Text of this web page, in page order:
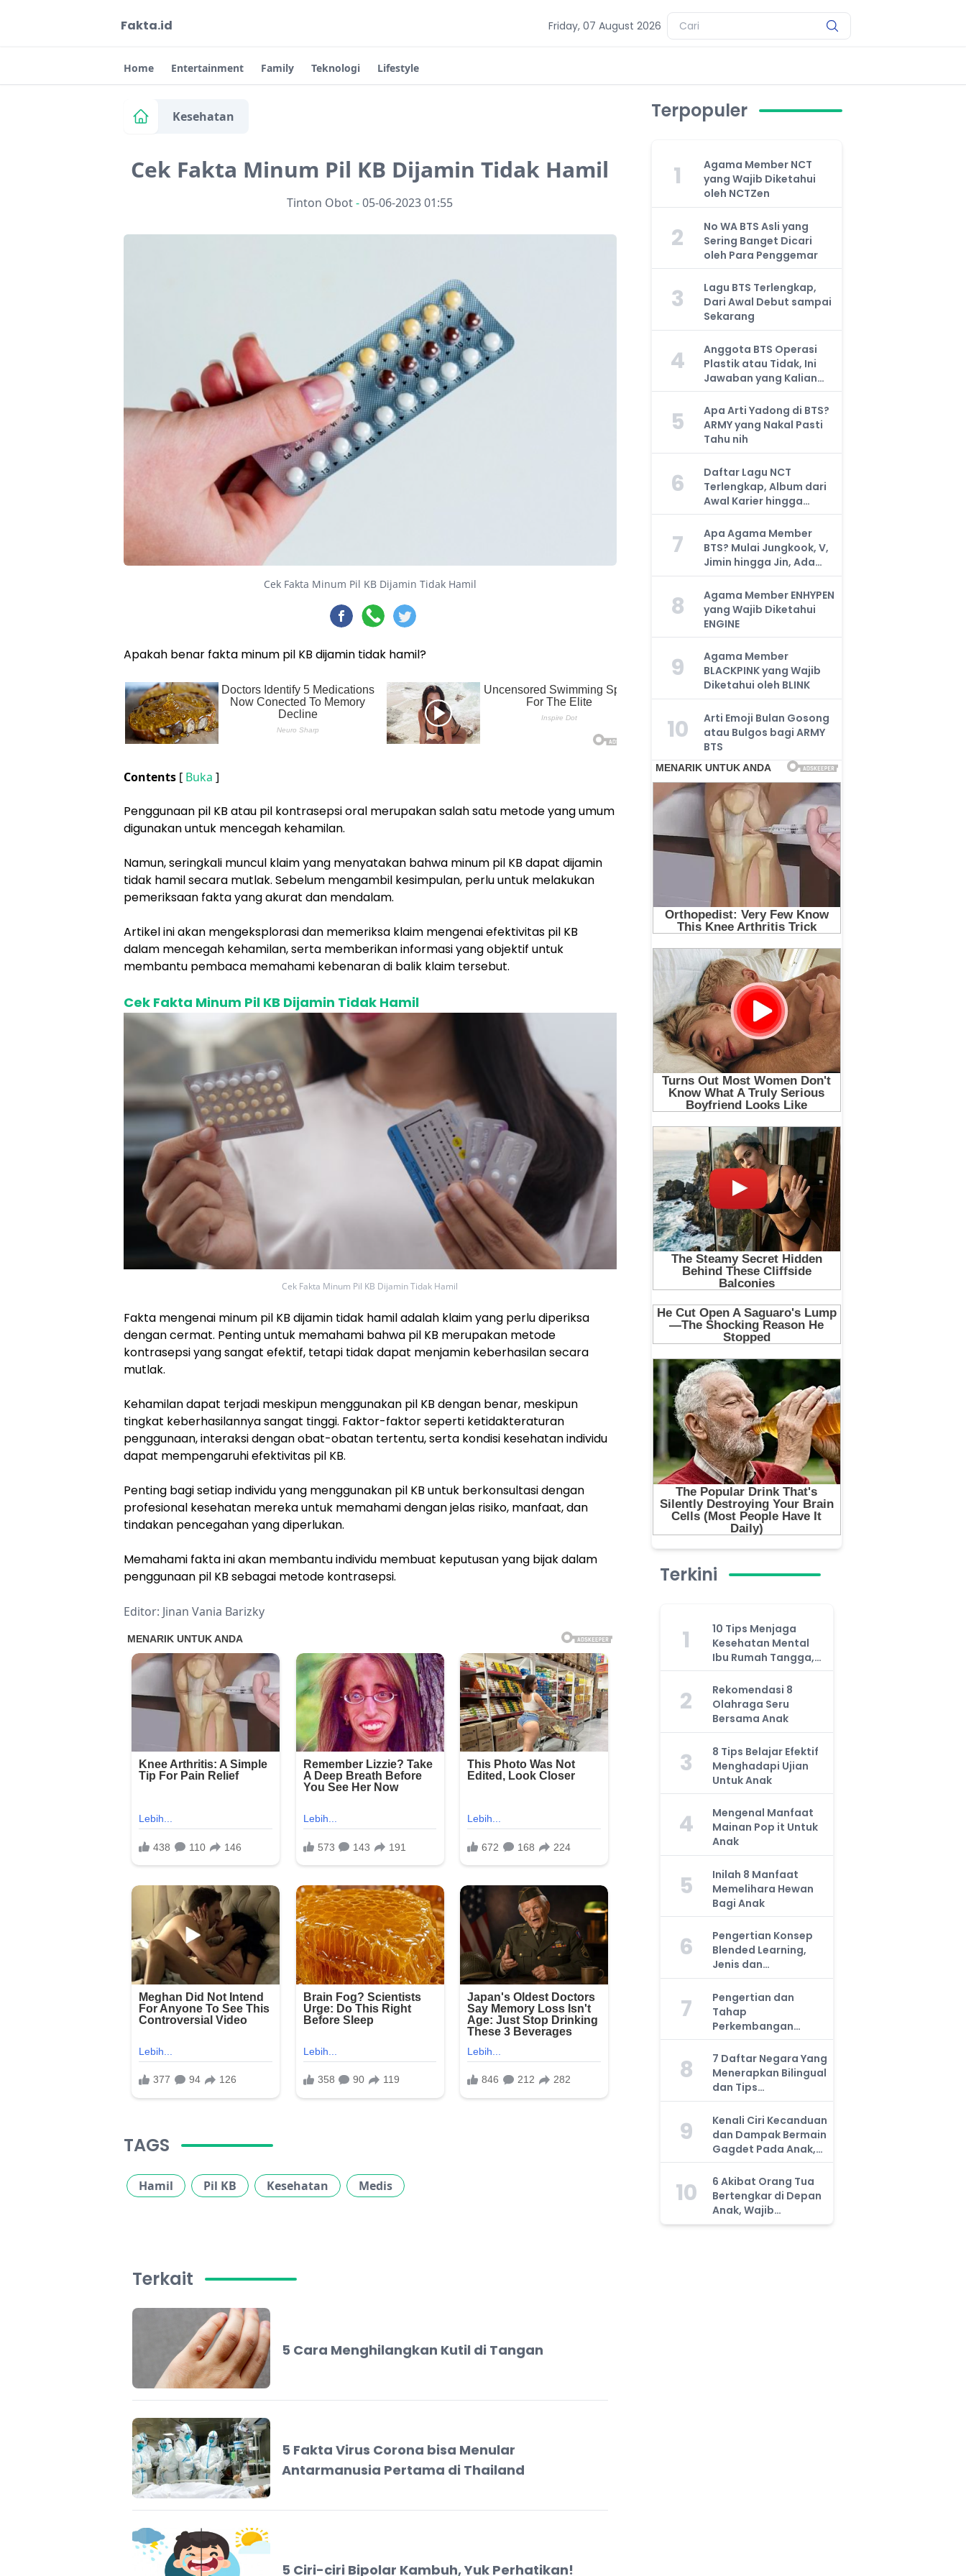
Fakta.id Friday, 07 August 2026
Home Entertainment Family Teknologi Lifestyle
Kesehatan
Cek Fakta Minum Pil KB Dijamin Tidak Hamil
Tinton Obot-05-06-2023 01:55
Cek Fakta Minum Pil KB Dijamin Tidak Hamil
Apakah benar fakta minum pil KB dijamin tidak hamil?
Contents [ Buka ]
Penggunaan pil KB atau pil kontrasepsi oral merupakan salah satu metode yang umum
digunakan untuk mencegah kehamilan.
Namun, seringkali muncul klaim yang menyatakan bahwa minum pil KB dapat dijamin
tidak hamil secara mutlak. Sebelum mengambil kesimpulan, perlu untuk melakukan
pemeriksaan fakta yang akurat dan mendalam.
Artikel ini akan mengeksplorasi dan memeriksa klaim mengenai efektivitas pil KB
dalam mencegah kehamilan, serta memberikan informasi yang objektif untuk
membantu pembaca memahami kebenaran di balik klaim tersebut.
Cek Fakta Minum Pil KB Dijamin Tidak Hamil
Cek Fakta Minum Pil KB Dijamin Tidak Hamil
Fakta mengenai minum pil KB dijamin tidak hamil adalah klaim yang perlu diperiksa
dengan cermat. Penting untuk memahami bahwa pil KB merupakan metode
kontrasepsi yang sangat efektif, tetapi tidak dapat menjamin keberhasilan secara
mutlak.
Kehamilan dapat terjadi meskipun menggunakan pil KB dengan benar, meskipun
tingkat keberhasilannya sangat tinggi. Faktor-faktor seperti ketidakteraturan
penggunaan, interaksi dengan obat-obatan tertentu, serta kondisi kesehatan individu
dapat mempengaruhi efektivitas pil KB.
Penting bagi setiap individu yang menggunakan pil KB untuk berkonsultasi dengan
profesional kesehatan mereka untuk memahami dengan jelas risiko, manfaat, dan
tindakan pencegahan yang diperlukan.
Memahami fakta ini akan membantu individu membuat keputusan yang bijak dalam
penggunaan pil KB sebagai metode kontrasepsi.
Editor: Jinan Vania Barizky
TAGS
Hamil Pil KB Kesehatan Medis
Terpopuler
1
Agama Member NCT
yang Wajib Diketahui
oleh NCTZen
2
No WA BTS Asli yang
Sering Banget Dicari
oleh Para Penggemar
3
Lagu BTS Terlengkap,
Dari Awal Debut sampai
Sekarang
4
Anggota BTS Operasi
Plastik atau Tidak, Ini
Jawaban yang Kalian
Cari
5
Apa Arti Yadong di BTS?
ARMY yang Nakal Pasti
Tahu nih
6
Daftar Lagu NCT
Terlengkap, Album dari
Awal Karier hingga
Sekarang
7
Apa Agama Member
BTS? Mulai Jungkook, V,
Jimin hingga Jin, Ada
yang Atheis
8
Agama Member ENHYPEN
yang Wajib Diketahui
ENGINE
9
Agama Member
BLACKPINK yang Wajib
Diketahui oleh BLINK
10
Arti Emoji Bulan Gosong
atau Bulgos bagi ARMY
BTS
Terkini
1
10 Tips Menjaga
Kesehatan Mental
Ibu Rumah Tangga,
Jangan Anggap
Remeh!
2
Rekomendasi 8
Olahraga Seru
Bersama Anak
3
8 Tips Belajar Efektif
Menghadapi Ujian
Untuk Anak
4
Mengenal Manfaat
Mainan Pop it Untuk
Anak
5
Inilah 8 Manfaat
Memelihara Hewan
Bagi Anak
6
Pengertian Konsep
Blended Learning,
Jenis dan
Manfaatnya, Anda
Harus Tahu!
7
Pengertian dan
Tahap
Perkembangan
Kemampuan Kognitif
Anak, Bunda Wajib
Tahu!
8
7 Daftar Negara Yang
Menerapkan Bilingual
dan Tips
Mengajarkan Pada
Anak
9
Kenali Ciri Kecanduan
dan Dampak Bermain
Gagdet Pada Anak,
Orang Tua Wajib
Tahu!
10
6 Akibat Orang Tua
Bertengkar di Depan
Anak, Wajib
Waspada!
Terkait
5 Cara Menghilangkan Kutil di Tangan
5 Fakta Virus Corona bisa Menular
Antarmanusia Pertama di Thailand
5 Ciri-ciri Bipolar Kambuh, Yuk Perhatikan!